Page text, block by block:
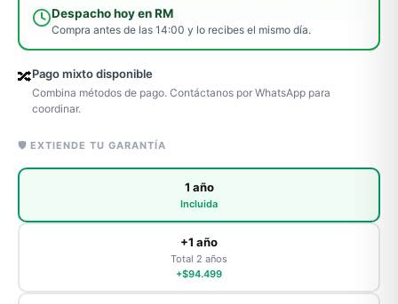
Despacho hoy en RM
Compra antes de las 14:00 y lo recibes el mismo día.
🔀Pago mixto disponible
Combina métodos de pago. Contáctanos por WhatsApp para
coordinar.
🛡️ EXTIENDE TU GARANTÍA
1 año
Incluida
+1 año
Total 2 años
+$94.499